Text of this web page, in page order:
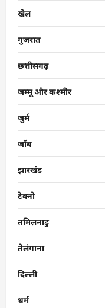
खेल
गुजरात
छत्तीसगढ़
जम्मू और कश्मीर
जुर्म
जॉब
झारखंड
टेक्नो
तमिलनाडु
तेलंगाना
दिल्ली
धर्म